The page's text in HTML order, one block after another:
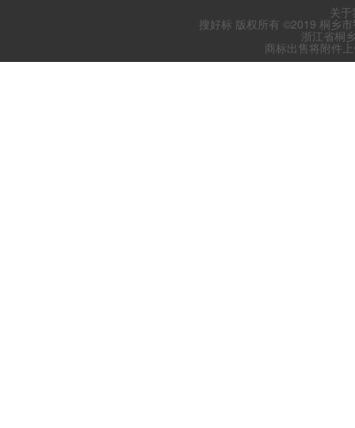
关
搜好标 版权所有 ©2019 桐乡
浙江省桐
商标出售将附件